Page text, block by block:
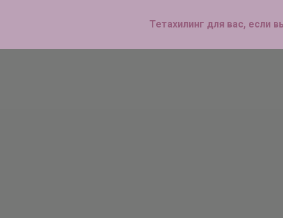
Тетахилинг для вас, если